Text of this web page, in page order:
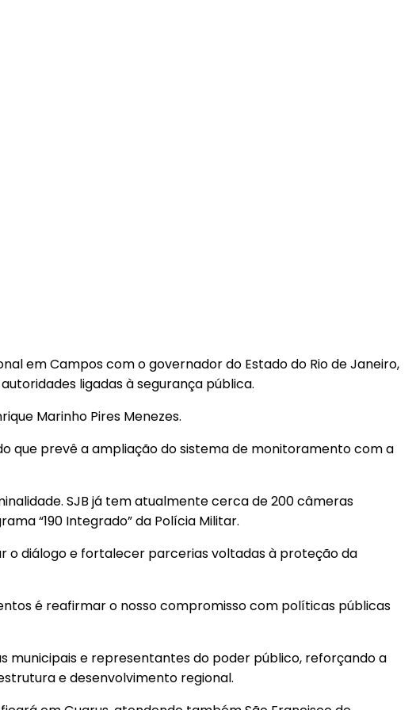
em Campos com o governador do Estado do Rio de Janeiro,
ligadas à segurança pública.
Marinho Pires Menezes.
que prevê a ampliação do sistema de monitoramento com a
SJB já tem atualmente cerca de 200 câmeras
“190 Integrado” da Polícia Militar.
o diálogo e fortalecer parcerias voltadas à proteção da
é reafirmar o nosso compromisso com políticas públicas
municipais e representantes do poder público, reforçando a
e desenvolvimento regional.